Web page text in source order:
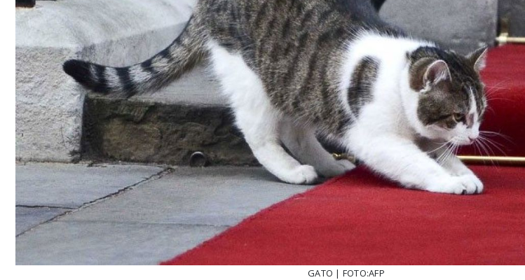
GATO | FOTO:AFP